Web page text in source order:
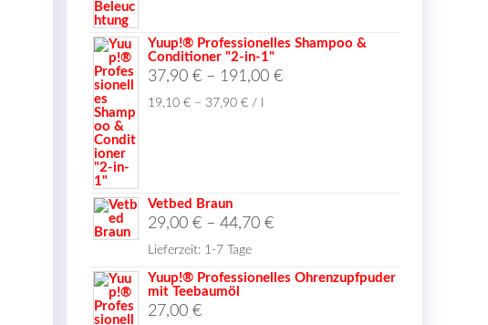
Yuup!® Professionelles Shampoo &
Conditioner "2-in-1"
37,90 € – 191,00 €
19,10 € – 37,90 € /
Vetbed Braun
29,00 € – 44,70 €
Lieferzeit: 1-7 Tage
Yuup!® Professionelles Ohrenzupfpuder
mit Teebaumöl
27,00 €